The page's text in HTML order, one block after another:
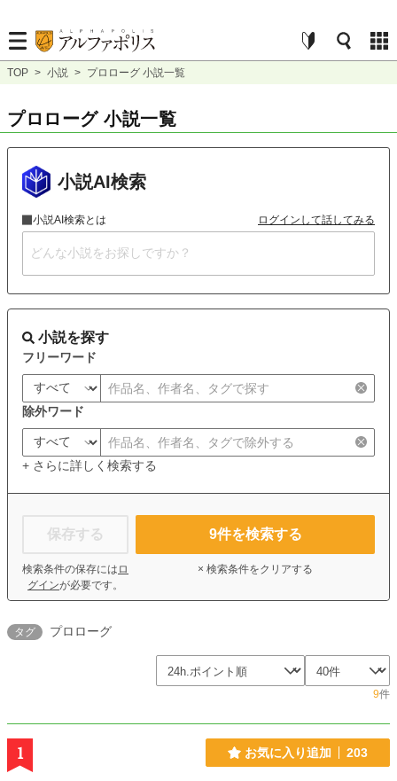
TOP > 小説 > プロローグ 小説一覧
プロローグ 小説一覧
小説AI検索
小説AI検索とは ログインして話してみる
小説を探す
フリーワード
除外ワード
+ さらに詳しく検索する
保存する
検索条件の保存には ロ
グインが必要です。
9件を検索する
× 検索条件をクリアする
タグ プロローグ
9件
1 お気に入り追加 203